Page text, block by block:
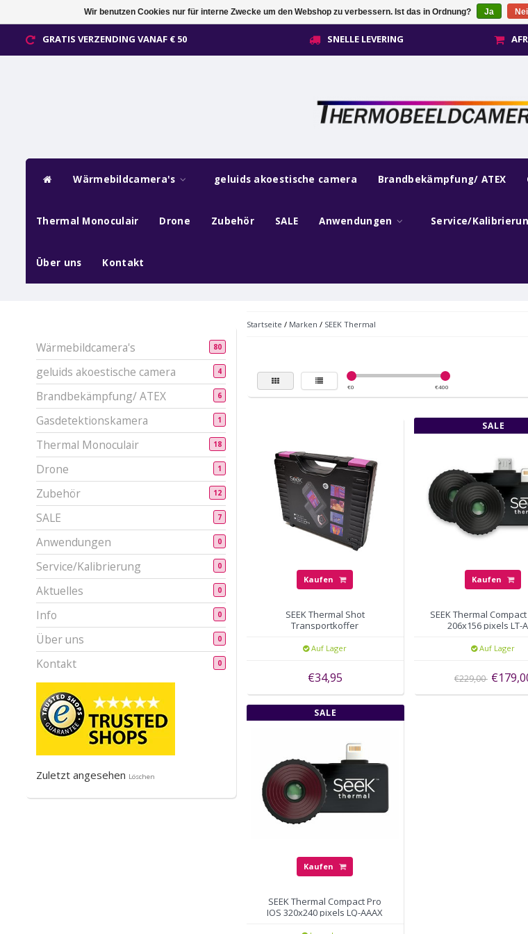
GRATIS VERZENDING VANAF € 50 SNELLE LEVERING
Wärmebildcamera's geluids akoestische camera Brandbekämpfung/ ATEX
Thermal Monoculair Drone Zubehör SALE Anwendungen Service/
Über uns Kontakt
Wärmebildcamera's 80
geluids akoestische camera 4
Brandbekämpfung/ ATEX 6
Gasdetektionskamera 1
Thermal Monoculair 18
Drone 1
Zubehör 12
SALE 7
Anwendungen 0
Service/Kalibrierung 0
Aktuelles 0
Info 0
Über uns 0
Kontakt 0
Zuletzt angesehen Löschen
Startseite / Marken / SEEK Thermal
€0 €400
Kaufen
SEEK Thermal Shot
Transportkoffer
Auf Lager
€34,95
SALE
Kaufen
SEEK Thermal Compact
206x156 pixels LT-
Auf Lager
€229,00
SALE
Kaufen
SEEK Thermal Compact Pro
IOS 320x240 pixels LQ-AAAX
Wir benutzen Cookies nur für interne Zwecke um den Webshop zu verbessern. Ist das in Ordnung? Ja